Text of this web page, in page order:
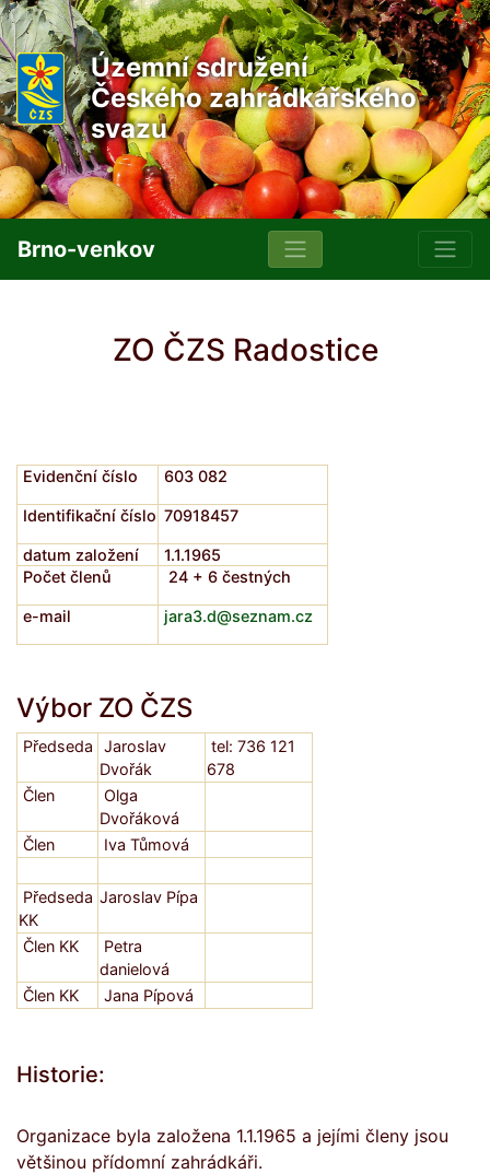
Územní sdružení
Českého zahrádkářského
svazu
Brno-venkov
ZO ČZS Radostice
Evidenční číslo 603 082
Identifikační číslo 70918457
datum založení
1.1.1965
Počet členů
24 + 6 čestných
e-mail jara3.d@seznam.cz
Výbor ZO ČZS
Předseda
Jaroslav
Dvořák
tel: 736 121
678
Člen
Olga
Dvořáková
Člen
Iva Tůmová
Předseda
KK
Jaroslav Pípa
Člen KK
Petra
danielová
Člen KK
Jana Pípová
Historie:
Organizace byla založena 1.1.1965 a jejími členy jsou
většinou přídomní zahrádkáři.